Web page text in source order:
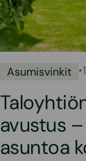
Asumisvinkit •
avustus
asuntoa